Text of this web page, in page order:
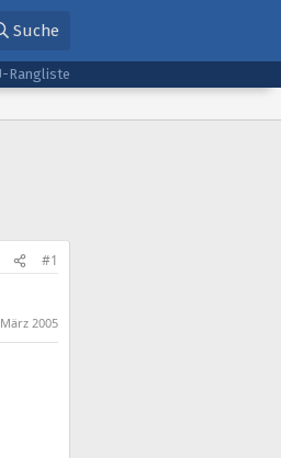
Suche
Rangliste
#1
2005